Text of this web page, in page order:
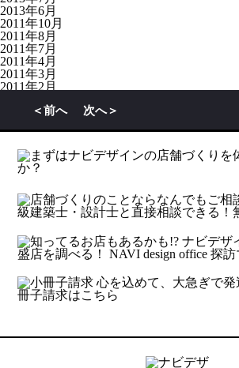
2013年6月
2011年10月
2011年8月
2011年7月
2011年4月
2011年3月
2011年2月
＜前へ 次へ＞